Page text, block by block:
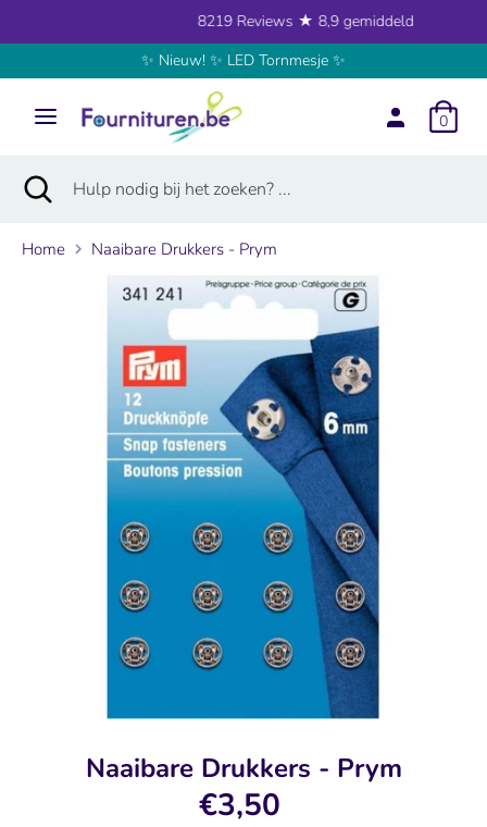
naar
8219 Reviews ★ 8,9 gemiddeld
✨ Nieuw! ✨ LED Tornmesje ✨
0
nodig
zoeken?
Zoeken Hulp
het
zoeken?
Zoekopdracht
sluiten
Home Naaibare Drukkers - Prym
Naaibare Drukkers - Prym
€3,50